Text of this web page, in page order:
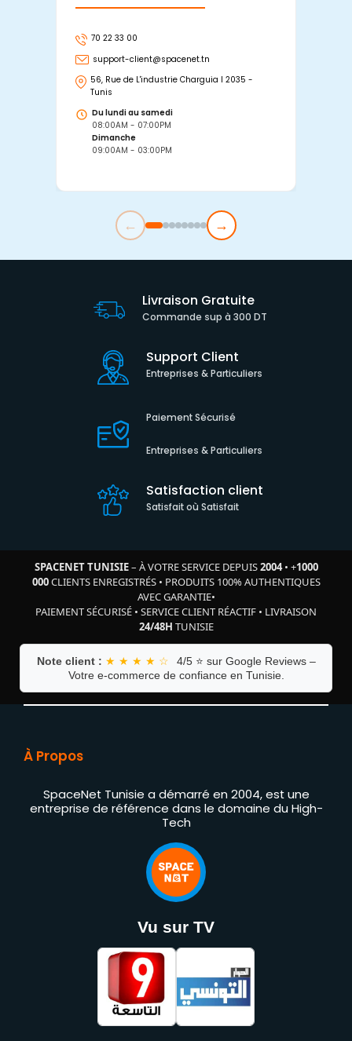
70 22 33 00
support-client@spacenet.tn
56, Rue de L'industrie Charguia I 2035 -
Tunis
Du lundi au samedi
08:00AM - 07:00PM
Dimanche
09:00AM - 03:00PM
← →
Livraison Gratuite
Commande sup à 300 DT
Support Client
Entreprises & Particuliers
Paiement Sécurisé
Entreprises & Particuliers
Satisfaction client
Satisfait où Satisfait
SPACENET TUNISIE– À VOTRE SERVICE DEPUIS2004• +1000
000CLIENTS ENREGISTRÉS• PRODUITS 100% AUTHENTIQUES
AVEC GARANTIE•
PAIEMENT SÉCURISÉ • SERVICE CLIENT RÉACTIF • LIVRAISON
24/48H TUNISIE
Note client : ★ ★ ★ ★ ☆
4/5 ⭐ sur Google Reviews –
Votre e-commerce de confiance en Tunisie.
À Propos
SpaceNet Tunisie a démarré en 2004, est une
entreprise de référence dans le domaine du High-
Tech
Vu sur TV